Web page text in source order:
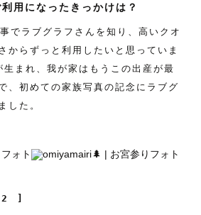
用になったきっかけは？
でラブグラフさんを知り、高いクオ
からずっと利用したいと思っていま
生まれ、我が家はもうこの出産が最
、初めての家族写真の記念にラブグ
した。
]